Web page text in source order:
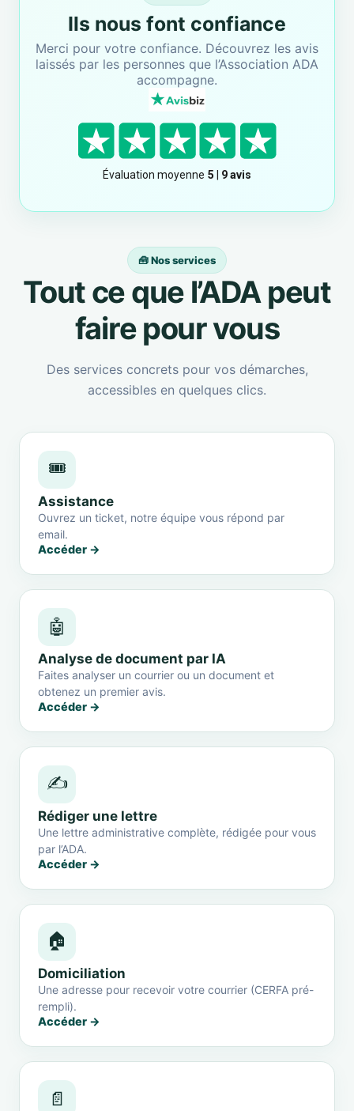
Ils nous font confiance
Merci pour votre confiance. Découvrez les avis
laissés par les personnes que l’Association ADA
accompagne.
🧰 Nos services
Tout ce que l’ADA peut
faire pour vous
Des services concrets pour vos démarches,
accessibles en quelques clics.
🎟️
Assistance
Ouvrez un ticket, notre équipe vous répond par
email.
Accéder →
🤖
Analyse de document par IA
Faites analyser un courrier ou un document et
obtenez un premier avis.
Accéder →
✍️
Rédiger une lettre
Une lettre administrative complète, rédigée pour vous
par l’ADA.
Accéder →
🏠
Domiciliation
Une adresse pour recevoir votre courrier (CERFA pré-
rempli).
Accéder →
📄